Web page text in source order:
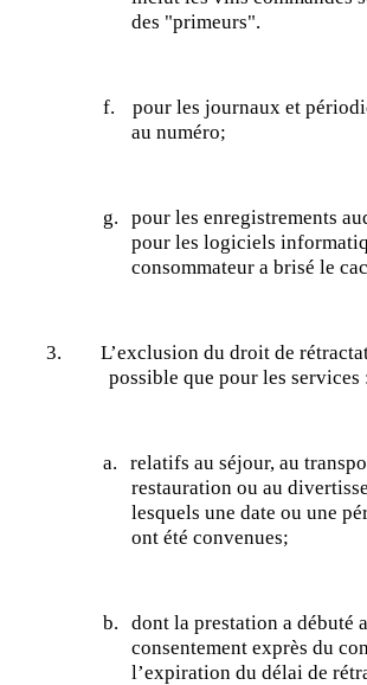
des "primeurs".
f.
pour les journaux et
au numéro;
g.
pour les enregistrements
pour les logiciels
consommateur a brisé le
3.
L’exclusion du droit de
possible que pour les services
a.
relatifs au séjour, au
restauration ou au
lesquels une date ou une
ont été convenues;
b.
dont la prestation a débuté
consentement exprès du
l’expiration du délai de